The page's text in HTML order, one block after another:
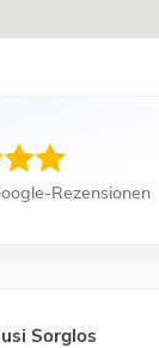
Rezensionen
Sorglos